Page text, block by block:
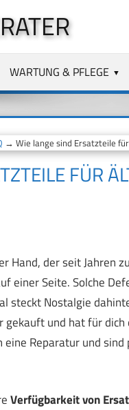
WARTUNG & PFLEGE
→ Wie lange sind Ersatzteile
FÜR
Hand, der seit Jahren
einer Seite. Solche
steckt Nostalgie
und hat für
Reparatur und
Verfügbarkeit von